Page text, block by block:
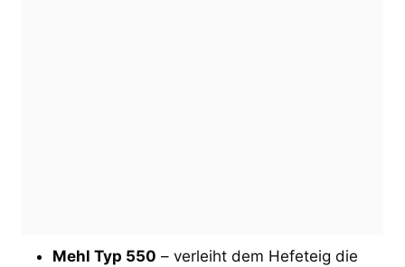
Mehl Typ 550 – verleiht dem Hefeteig die